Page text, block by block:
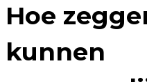
Hoe
kunnen